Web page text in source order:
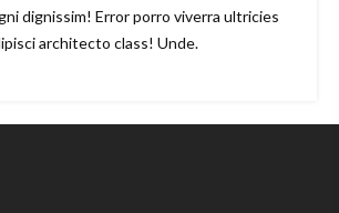
dignissim! Error porro viverra ultricies
architecto class! Unde.